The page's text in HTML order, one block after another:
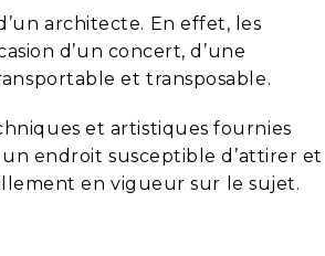
architecte. En effet, les
d’un concert, d’une
et transposable.
et artistiques fournies
endroit susceptible d’attirer et
en vigueur sur le sujet.